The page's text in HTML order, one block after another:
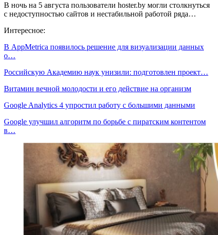
В ночь на 5 августа пользователи hoster.by могли столкнуться
с недоступностью сайтов и нестабильной работой ряда…
Интересное:
В AppMetrica появилось решение для визуализации данных
о…
Российскую Академию наук унизили: подготовлен проект…
Витамин вечной молодости и его действие на организм
Google Analytics 4 упростил работу с большими данными
Google улучшил алгоритм по борьбе с пиратским контентом
в…